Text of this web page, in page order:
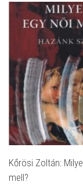
Kőrösi Zoltán:
mell?